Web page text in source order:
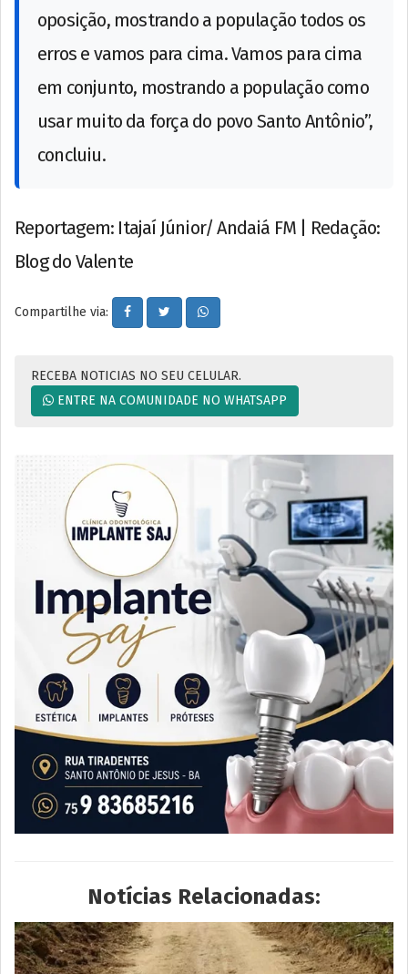
oposição, mostrando a população todos os
erros e vamos para cima. Vamos para cima
em conjunto, mostrando a população como
usar muito da força do povo Santo Antônio”,
concluiu.
Reportagem: Itajaí Júnior/ Andaiá FM | Redação:
Blog do Valente
Compartilhe via:
RECEBA NOTICIAS NO SEU CELULAR.
ENTRE NA COMUNIDADE NO WHATSAPP
Notícias Relacionadas: